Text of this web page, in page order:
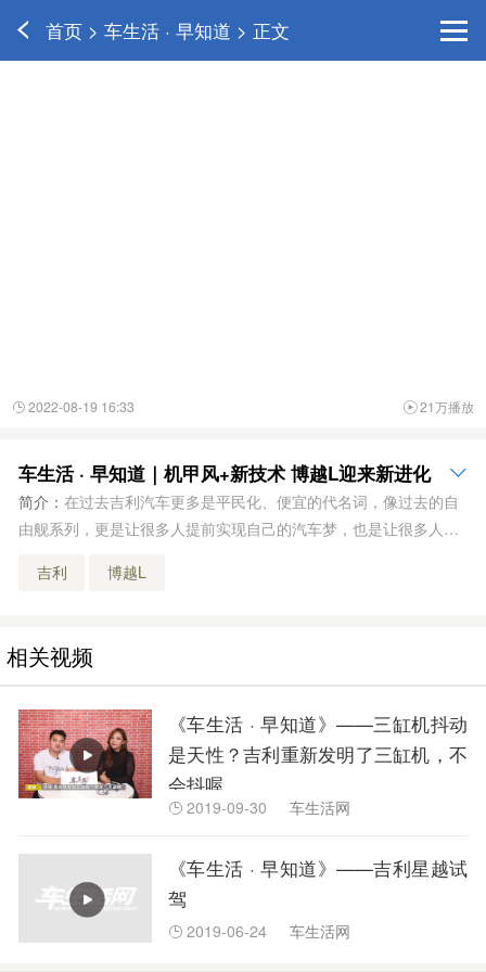
首页 > 车生活 · 早知道 > 正文
 21万播放
 2022-08-19 16:33
车生活 · 早知道｜机甲风+新技术 博越L迎来新进化 
简介： 在过去吉利汽车更多是平民化、便宜的代名词，像过去的自
由舰系列，更是让很多人提前实现自己的汽车梦，也是让很多人认
得到了阶段性的成功，但同时也该对产品线再次进行优化和升级
吉利 博越L
相关视频
《车生活 · 早知道》——三缸机抖动
是天性？吉利重新发明了三缸机，不
会抖喔
 2019-09-30 车生活网
《车生活 · 早知道》——吉利星越试
驾
 2019-06-24 车生活网